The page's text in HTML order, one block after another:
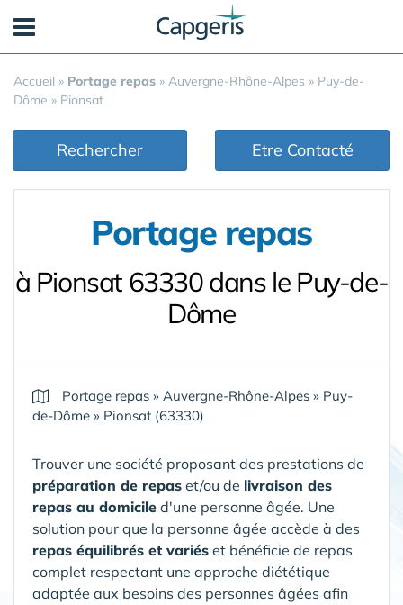
Accueil » Portage repas » Auvergne-Rhône-Alpes » Puy-de-
Dôme » Pionsat
Rechercher Etre Contacté
Portage repas
à Pionsat 63330 dans le Puy-de-
Dôme
Portage repas » Auvergne-Rhône-Alpes » Puy-
de-Dôme » Pionsat (63330)
Trouver une société proposant des prestations de
préparation de repas et/ou de livraison des
repas au domicile d'une personne âgée. Une
solution pour que la personne âgée accède à des
repas équilibrés et variés et bénéficie de repas
complet respectant une approche diététique
adaptée aux besoins des personnes âgées afin